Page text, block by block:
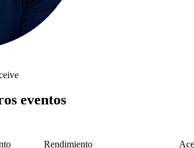
eventos
Rendimiento